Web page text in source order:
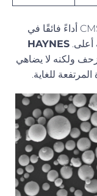
، يوفر CMSX-4 أداءً فائقًا في
أعلى. HAYNES
ولكنه لا يضاهي